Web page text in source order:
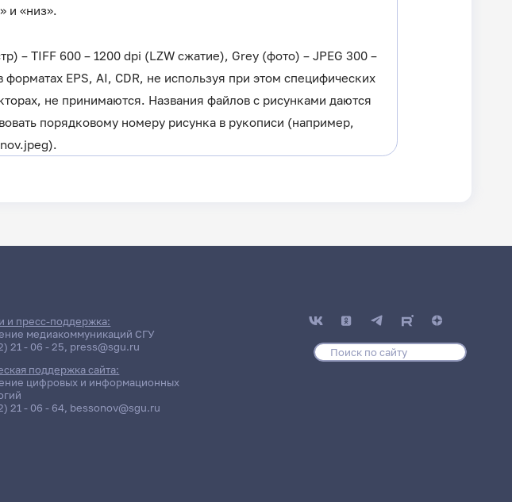
и «низ».
– TIFF 600 – 1200 dpi (LZW сжатие), Grey (фото) – JPEG 300 –
EPS, AI, CDR, не используя при этом специфических
не принимаются. Названия файлов с рисунками даются
порядковому номеру рисунка в рукописи (например,
и пресс-поддержка:
медиакоммуникаций СГУ
21 - 06 - 25, press@sgu.ru
поддержка сайта:
цифровых и информационных
21 - 06 - 64, bessonov@sgu.ru